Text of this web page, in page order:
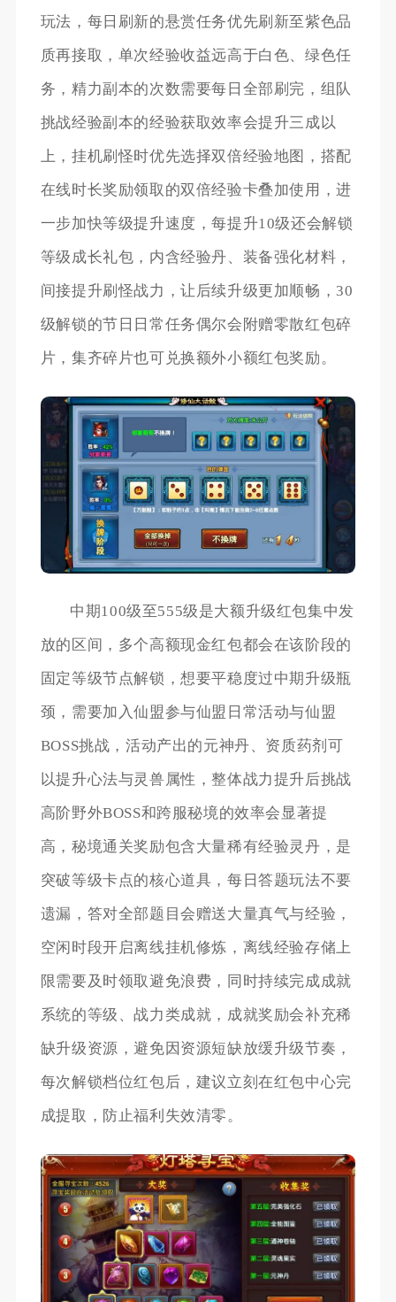
玩法，每日刷新的悬赏任务优先刷新至紫色品
质再接取，单次经验收益远高于白色、绿色任
务，精力副本的次数需要每日全部刷完，组队
挑战经验副本的经验获取效率会提升三成以
上，挂机刷怪时优先选择双倍经验地图，搭配
在线时长奖励领取的双倍经验卡叠加使用，进
一步加快等级提升速度，每提升10级还会解锁
等级成长礼包，内含经验丹、装备强化材料，
间接提升刷怪战力，让后续升级更加顺畅，30
级解锁的节日日常任务偶尔会附赠零散红包碎
片，集齐碎片也可兑换额外小额红包奖励。
中期100级至555级是大额升级红包集中发
放的区间，多个高额现金红包都会在该阶段的
固定等级节点解锁，想要平稳度过中期升级瓶
颈，需要加入仙盟参与仙盟日常活动与仙盟
BOSS挑战，活动产出的元神丹、资质药剂可
以提升心法与灵兽属性，整体战力提升后挑战
高阶野外BOSS和跨服秘境的效率会显著提
高，秘境通关奖励包含大量稀有经验灵丹，是
突破等级卡点的核心道具，每日答题玩法不要
遗漏，答对全部题目会赠送大量真气与经验，
空闲时段开启离线挂机修炼，离线经验存储上
限需要及时领取避免浪费，同时持续完成成就
系统的等级、战力类成就，成就奖励会补充稀
缺升级资源，避免因资源短缺放缓升级节奏，
每次解锁档位红包后，建议立刻在红包中心完
成提取，防止福利失效清零。